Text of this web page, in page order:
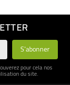
pour cela nos
du site.